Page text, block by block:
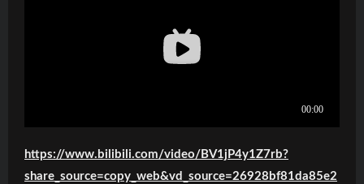
https://www.bilibili.com/video/BV1jP4y1Z7rb?
share_source=copy_web&vd_source=26928bf81da85e2